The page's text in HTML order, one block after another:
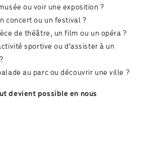
ou voir une exposition ?
concert ou un festival ?
de théâtre, un film ou un opéra ?
sportive ou d'assister à un
au parc ou découvrir une ville ?
devient possible en nous